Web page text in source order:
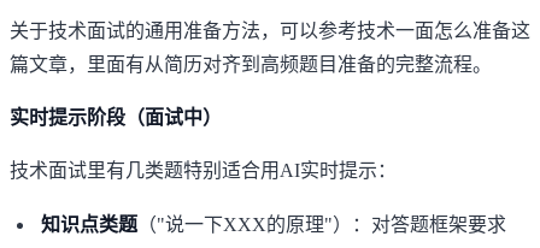
关于技术面试的通用准备方法，可以参考技术一面怎么准备这
篇文章，里面有从简历对齐到高频题目准备的完整流程。
实时提示阶段（面试中）
技术面试里有几类题特别适合用AI实时提示：
知识点类题（"说一下XXX的原理"）：对答题框架要求